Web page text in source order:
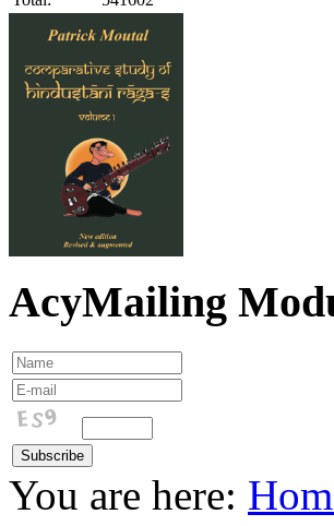
AcyMailing
You are here: